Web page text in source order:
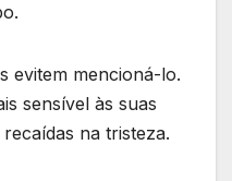
evitem mencioná-lo.
sensível às suas
na tristeza.